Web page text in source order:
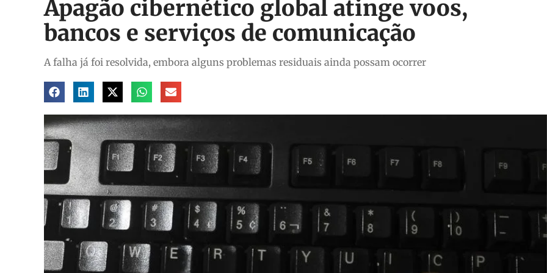
Apagão cibernético global atinge voos,
bancos e serviços de comunicação
A falha já foi resolvida, embora alguns problemas residuais ainda possam ocorrer